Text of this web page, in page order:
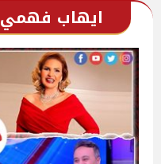
ايهاب فهمي